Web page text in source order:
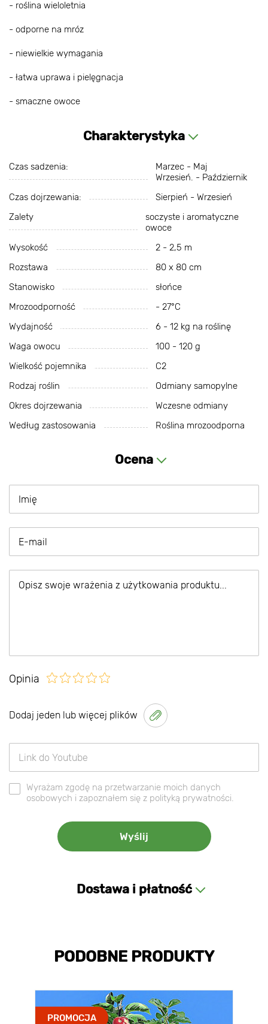
- roślina wieloletnia
- odporne na mróz
- niewielkie wymagania
- łatwa uprawa i pielęgnacja
- smaczne owoce
Charakterystyka
Czas sadzenia:
Marzec - Maj
Wrzesień. - Październik
Czas dojrzewania:
Sierpień - Wrzesień
Zalety
soczyste i aromatyczne
owoce
Wysokość
2 - 2,5 m
Rozstawa
80 x 80 cm
Stanowisko
słońce
Mrozoodporność
- 27°С
Wydajność
6 - 12 kg na roślinę
Waga owocu
100 - 120 g
Wielkość pojemnika
C2
Rodzaj roślin
Odmiany samopylne
Okres dojrzewania
Wczesne odmiany
Według zastosowania
Roślina mrozoodporna
Ocena
Opinia
Dodaj jeden lub więcej plików
Wyrażam zgodę na przetwarzanie moich danych
osobowych i zapoznałem się z polityką prywatności.
Dostawa i płatność
PODOBNE PRODUKTY
PROMOCJA